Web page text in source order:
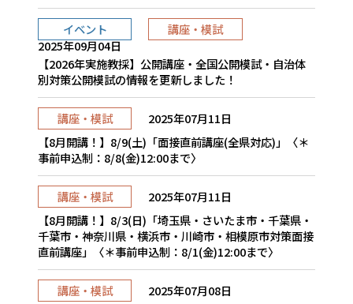
2025年09月04日
イベント 講座・模試
【2026年実施教採】公開講座・全国公開模試・自治体
別対策公開模試の情報を更新しました！
2025年07月11日
講座・模試
【8月開講！】8/9(土)「面接直前講座(全県対応)」〈＊
事前申込制：8/8(金)12:00まで〉
2025年07月11日
講座・模試
【8月開講！】8/3(日)「埼玉県・さいたま市・千葉県・
千葉市・神奈川県・横浜市・川崎市・相模原市対策面接
直前講座」〈＊事前申込制：8/1(金)12:00まで〉
2025年07月08日
講座・模試